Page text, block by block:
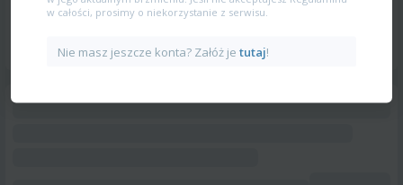
w całości, prosimy o niekorzystanie z serwisu.
Nie masz jeszcze konta? Załóż je tutaj!